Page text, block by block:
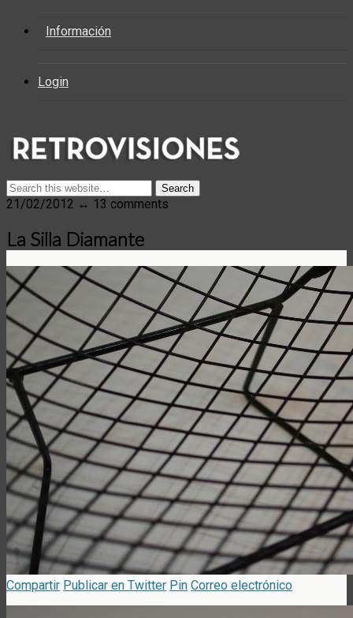
Información
Login
21/02/2012 ↔ 13 comments
La Silla Diamante
Compartir Publicar en Twitter Pin Correo electrónico